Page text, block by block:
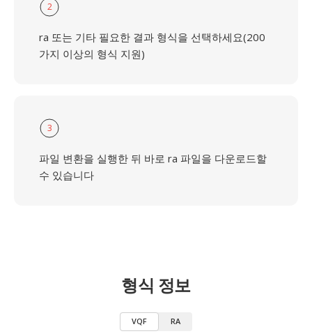
2
ra 또는 기타 필요한 결과 형식을 선택하세요(200
가지 이상의 형식 지원)
3
파일 변환을 실행한 뒤 바로 ra 파일을 다운로드할
수 있습니다
형식 정보
VQF RA